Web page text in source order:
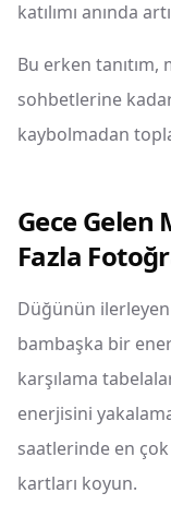
katılımı anında
Bu erken
sohbetlerine
kaybolmadan
Gece Gelen
Fazla
Düğünün
bambaşka bir
karşılama
enerjisini
saatlerinde en
kartları koyun.